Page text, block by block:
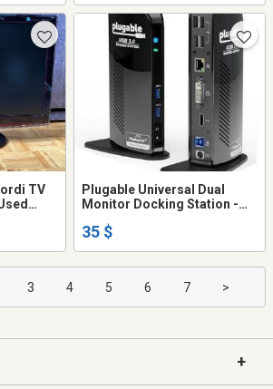
TV
Plugable Universal Dual
Monitor Docking Station -
35 $
3 4 5 6 7 >
+